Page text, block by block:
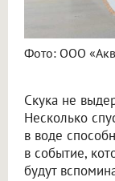
Фото: ООО
Скука не
Несколько
в воде
в событие,
будут